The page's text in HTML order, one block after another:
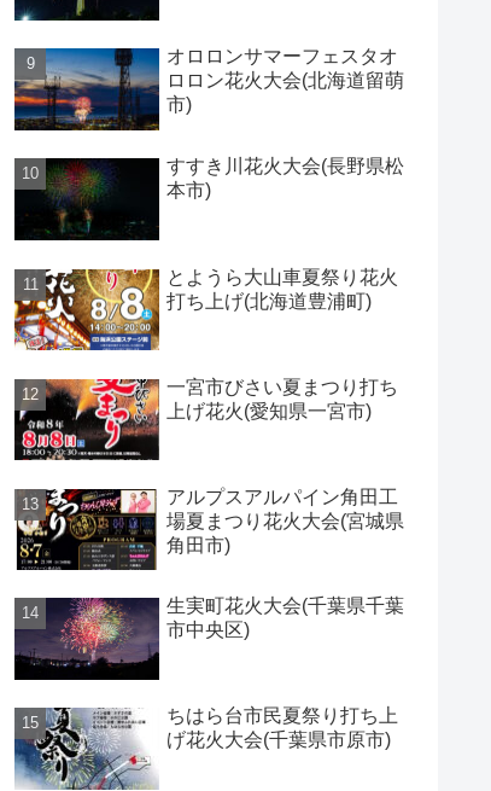
オロロンサマーフェスタオ
ロロン花火大会(北海道留萌
市)
すすき川花火大会(長野県松
本市)
とようら大山車夏祭り花火
打ち上げ(北海道豊浦町)
一宮市びさい夏まつり打ち
上げ花火(愛知県一宮市)
アルプスアルパイン角田工
場夏まつり花火大会(宮城県
角田市)
生実町花火大会(千葉県千葉
市中央区)
ちはら台市民夏祭り打ち上
げ花火大会(千葉県市原市)